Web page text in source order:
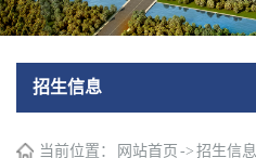
招生信息
当前位置： 网站首页 -> 招生信息